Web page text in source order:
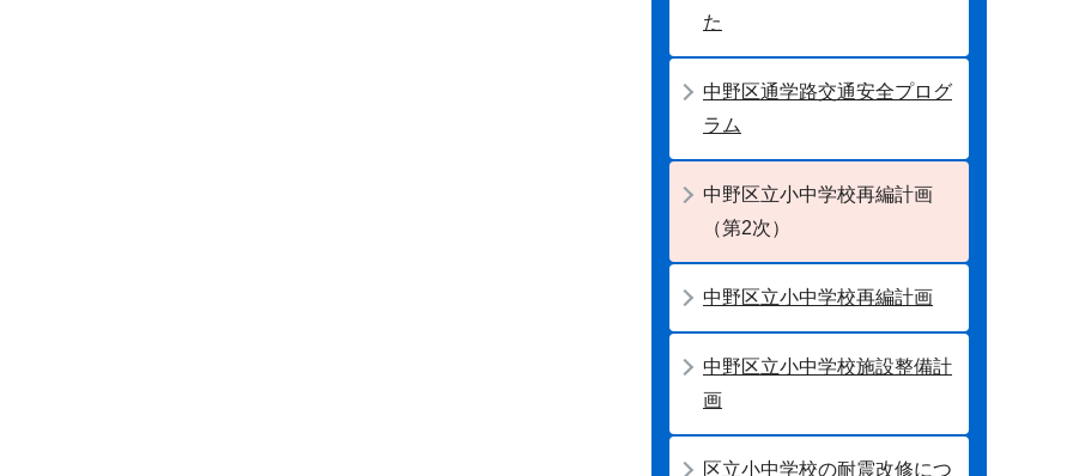
た
中野区通学路交通安全プログ
ラム
中野区立小中学校再編計画
（第2次）
中野区立小中学校再編計画
中野区立小中学校施設整備計
画
区立小中学校の耐震改修につ